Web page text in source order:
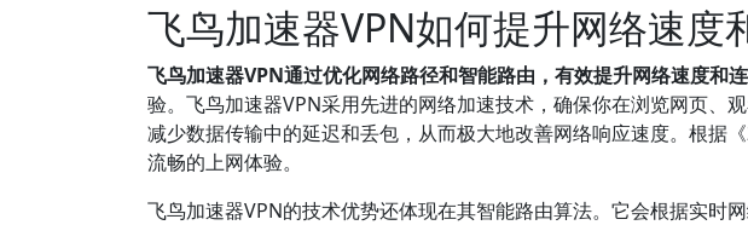
飞鸟加速器VPN如何提升网络速度
飞鸟加速器VPN通过优化网络路径和智能路由，有效提升网络速度和连
验。飞鸟加速器VPN采用先进的网络加速技术，确保你在浏览网页、
减少数据传输中的延迟和丢包，从而极大地改善网络响应速度。根据
流畅的上网体验。
飞鸟加速器VPN的技术优势还体现在其智能路由算法。它会根据实时